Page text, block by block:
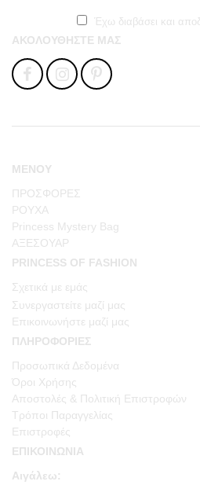
Έχω διαβάσει και
ΑΚΟΛΟΥΘΉΣΤΕ ΜΑΣ
ΜΕΝΟΥ
ΠΡΟΣΦΟΡΕΣ
ΡΟΥΧΑ
Princess Mystery Bag
ΑΞΕΣΟΥΑΡ
PRINCESS OF FASHION
Σχετικά με εμάς
Συνεργαστείτε μαζί μας
Επικοινωνήστε μαζί μας
ΠΛΗΡΟΦΟΡΙΕΣ
Προσωπικά Δεδομένα
Όροι Χρήσης
Αποστολές & Πολιτική Επιστροφών
Τρόποι Παραγγελίας
Επιστροφές
ΕΠΙΚΟΙΝΩΝΙΑ
Αιγάλεω: